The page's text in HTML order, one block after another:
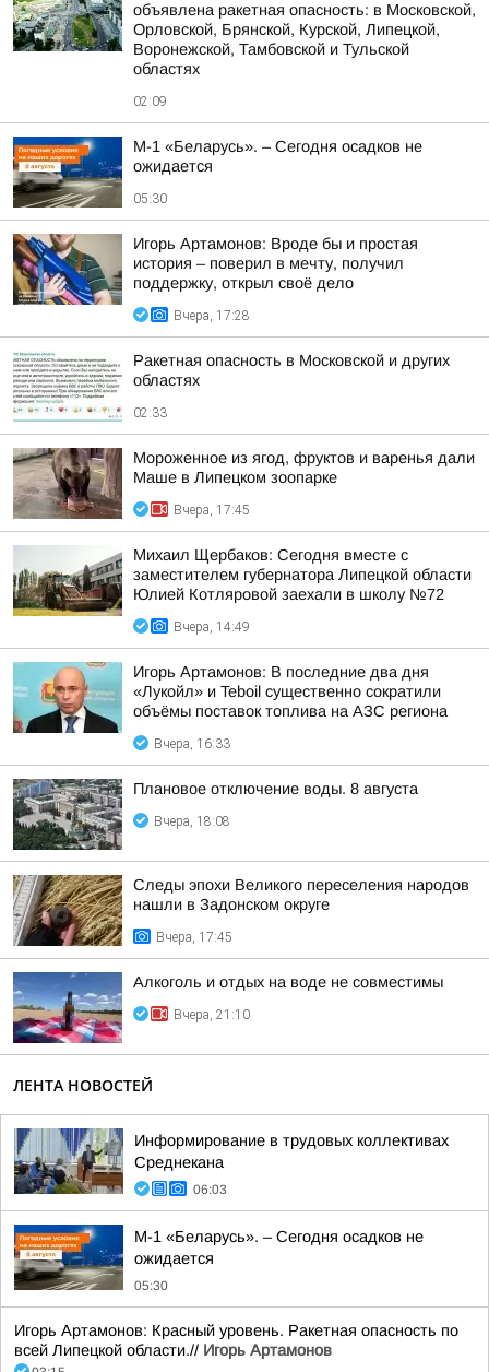
объявлена ракетная опасность: в Московской,
Орловской, Брянской, Курской, Липецкой,
Воронежской, Тамбовской и Тульской
областях
02:09
М-1 «Беларусь». – Сегодня осадков не
ожидается
05:30
Игорь Артамонов: Вроде бы и простая
история – поверил в мечту, получил
поддержку, открыл своё дело
Вчера, 17:28
Ракетная опасность в Московской и других
областях
02:33
Мороженное из ягод, фруктов и варенья дали
Маше в Липецком зоопарке
Вчера, 17:45
Михаил Щербаков: Сегодня вместе с
заместителем губернатора Липецкой области
Юлией Котляровой заехали в школу №72
Вчера, 14:49
Игорь Артамонов: В последние два дня
«Лукойл» и Teboil существенно сократили
объёмы поставок топлива на АЗС региона
Вчера, 16:33
Плановое отключение воды. 8 августа
Вчера, 18:08
Следы эпохи Великого переселения народов
нашли в Задонском округе
Вчера, 17:45
Алкоголь и отдых на воде не совместимы
Вчера, 21:10
ЛЕНТА НОВОСТЕЙ
Информирование в трудовых коллективах
Среднекана
06:03
М-1 «Беларусь». – Сегодня осадков не
ожидается
05:30
Игорь Артамонов: Красный уровень. Ракетная опасность по
всей Липецкой области.// Игорь Артамонов